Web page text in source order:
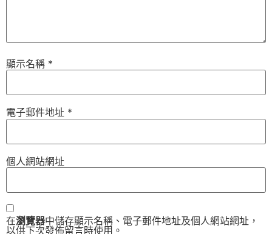
顯示名稱 *
電子郵件地址 *
個人網站網址
在瀏覽器中儲存顯示名稱、電子郵件地址及個人網站網址，
以供下次發佈留言時使用。